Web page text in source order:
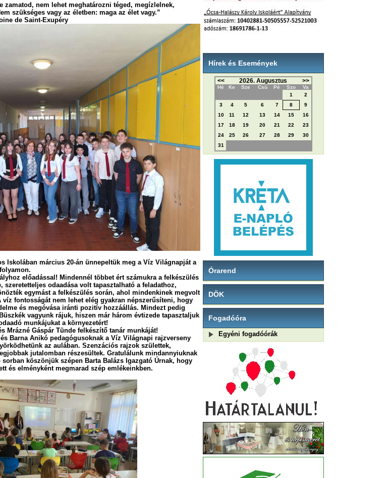
zamatod, nem lehet meghatározni téged, megízlelnek,
szükséges vagy az életben: maga az élet vagy.”
Exupéry
Iskolában március 20-án ünnepeltük meg a Víz Világnapját a
előadással! Mindennél többet ért számukra a felkészülés
odaadása volt tapasztalható a feladathoz,
egymást a felkészülés során, ahol mindenkinek megvolt
fontosságát nem lehet elég gyakran népszerűsíteni, hogy
és megóvása iránti pozitív hozzáállás. Mindezt pedig
vagyunk rájuk, hiszen már három évtizede tapasztaljuk
munkájukat a környezetért!
Mrázné Gáspár Tünde felkészítő tanár munkáját!
Barna Anikó pedagógusoknak a Víz Világnapi rajzverseny
az aulában. Szenzációs rajzok születtek,
jutalomban részesültek. Gratulálunk mindannyiuknak
köszönjük szépen Barta Balázs Igazgató Úrnak, hogy
és elményként megmarad szép emlékeinkben.
Hírek és Események
<< 2026. Augusztus >>
Hé Ke Sze Csü Pé Szo
Va
1
2
3
4 5 6 7 8
9
10
11 12 13 14 15
16
17
18 19 20 21 22
23
24
25 26 27 28 29
30
31
Órarend
DÖK
Fogadóóra
Egyéni fogadóórák